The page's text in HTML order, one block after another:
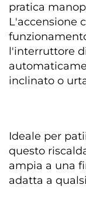
pratica
L'accensione
l'interruttore
inclinato o
Ideale per
questo
ampia a una
adatta a